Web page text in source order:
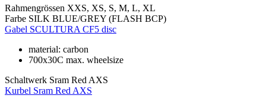
Rahmengrössen XXS, XS, S, M, L, XL
Farbe SILK BLUE/GREY (FLASH BCP)
Gabel SCULTURA CF5 disc
material: carbon
700x30C max. wheelsize
Schaltwerk Sram Red AXS
Kurbel Sram Red AXS